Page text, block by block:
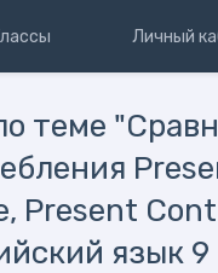
Личный
теме
Present
язык 9